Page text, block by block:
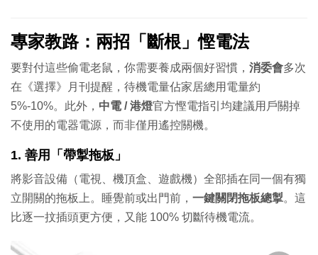
專家教路：兩招「斷根」慳電法
要對付這些偷電老鼠，你需要養成兩個好習慣， 消委會多次
在《選擇》月刊提醒，待機電量佔家居總用電量約
5%-10%。此外， 中電 / 港燈官方慳電指引均建議用戶關掉
不使用的電器電源，而非僅用遙控關機。
1. 善用「帶掣拖板」
將影音設備（電視、機頂盒、遊戲機）全部插在同一個有獨
立開關的拖板上。睡覺前或出門前， 一鍵關閉拖板總掣。這
比逐一抆插頭更方便，又能 100% 切斷待機電流。